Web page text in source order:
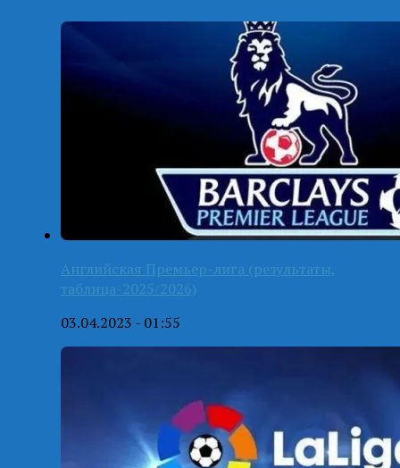
Английская Премьер-лига (результаты,
таблица-2025/2026)
03.04.2023 - 01:55